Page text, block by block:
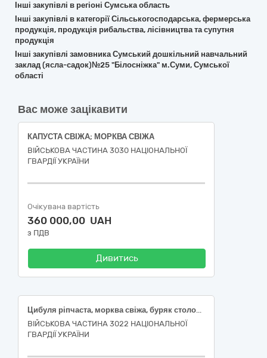
Інші закупівлі в регіоні Сумська область
Інші закупівлі в категорії Сільськогосподарська, фермерська
продукція, продукція рибальства, лісівництва та супутня
продукція
Інші закупівлі замовника Сумський дошкільний навчальний
заклад (ясла-садок)№25 "Білосніжка" м.Суми, Сумської
області
Вас може зацікавити
КАПУСТА СВІЖА; МОРКВА СВІЖА
ВІЙСЬКОВА ЧАСТИНА 3030 НАЦІОНАЛЬНОЇ
ГВАРДІЇ УКРАЇНИ
Очікувана вартість
360 000,00 UAH
з ПДВ
Дивитись
Цибуля ріпчаста, морква свіжа, буряк столовий свіжий
ВІЙСЬКОВА ЧАСТИНА 3022 НАЦІОНАЛЬНОЇ
ГВАРДІЇ УКРАЇНИ